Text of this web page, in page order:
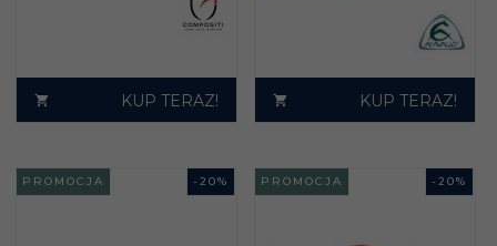
KUP TERAZ! KUP TERAZ!
- 20%
PROMOCJA - 20%
PROMOCJA